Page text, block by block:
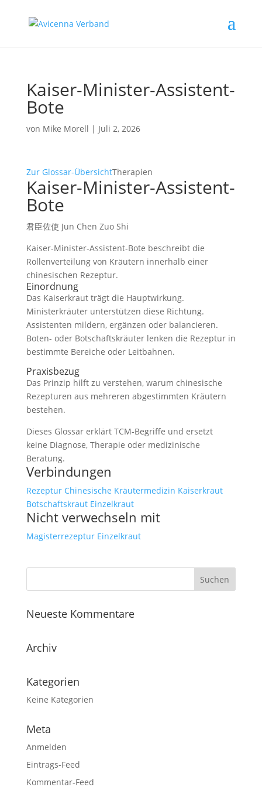
Kaiser-Minister-Assistent-
Bote
von Mike Morell | Juli 2, 2026
Zur Glossar-ÜbersichtTherapien
Kaiser-Minister-Assistent-
Bote
君臣佐使 Jun Chen Zuo Shi
Kaiser-Minister-Assistent-Bote beschreibt die
Rollenverteilung von Kräutern innerhalb einer
chinesischen Rezeptur.
Einordnung
Das Kaiserkraut trägt die Hauptwirkung.
Ministerkräuter unterstützen diese Richtung.
Assistenten mildern, ergänzen oder balancieren.
Boten- oder Botschaftskräuter lenken die Rezeptur in
bestimmte Bereiche oder Leitbahnen.
Praxisbezug
Das Prinzip hilft zu verstehen, warum chinesische
Rezepturen aus mehreren abgestimmten Kräutern
bestehen.
Dieses Glossar erklärt TCM-Begriffe und ersetzt
keine Diagnose, Therapie oder medizinische
Beratung.
Verbindungen
Rezeptur Chinesische Kräutermedizin Kaiserkraut
Botschaftskraut Einzelkraut
Nicht verwechseln mit
Magisterrezeptur Einzelkraut
Neueste Kommentare
Archiv
Kategorien
Keine Kategorien
Meta
Anmelden
Eintrags-Feed
Kommentar-Feed